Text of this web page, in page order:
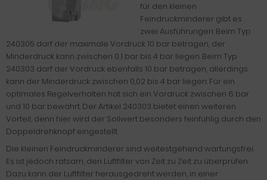
für den kleinen
Feindruckminderer gibt es
zwei Ausführungen: Beim Typ
240305 darf der maximale Vordruck 10 bar betragen, der
Minderdruck kann zwischen 0,1 bar bis 4 bar liegen. Beim Typ
240303 darf der Vordruck ebenfalls 10 bar betragen, allerdings
kann der Minderdruck zwischen 0,02 bis 4 bar liegen. Für ein
optimales Regelverhalten hat sich ein Vordruck zwischen 6 bar
und 10 bar bewährt. Der Artikel 240303 bietet einen weiteren
Vorteil, denn hier wird der Sollwert besonders feinfühlig durch den
Doppeldrehknopf eingestellt.
Die kleinen Feindruckminderer sind weitestgehend wartungsfrei.
Es ist jedoch ratsam, den Luftfilter von Zeit zu Zeit zu überprüfen.
Dazu kann der Luftfilter herausgedreht werden, in einer